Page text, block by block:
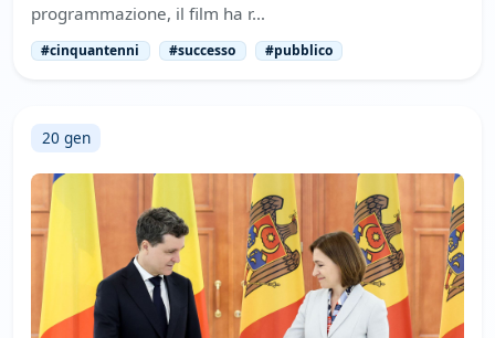
programmazione, il film ha r…
#cinquantenni #successo #pubblico
20 gen